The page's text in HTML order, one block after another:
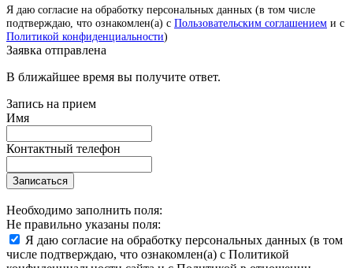
Я даю согласие на обработку персональных данных (в том числе
подтверждаю, что ознакомлен(а) с Пользовательским соглашением и с
Политикой конфиденциальности)
Заявка отправлена
В ближайшее время вы получите ответ.
Запись на прием
Имя
Контактный телефон
Записаться
Необходимо заполнить поля:
Не правильно указаны поля:
Я даю согласие на обработку персональных данных (в том
числе подтверждаю, что ознакомлен(а) с Политикой